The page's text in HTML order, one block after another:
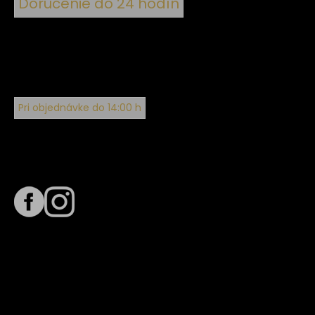
Pri objednávke do 14:00 h